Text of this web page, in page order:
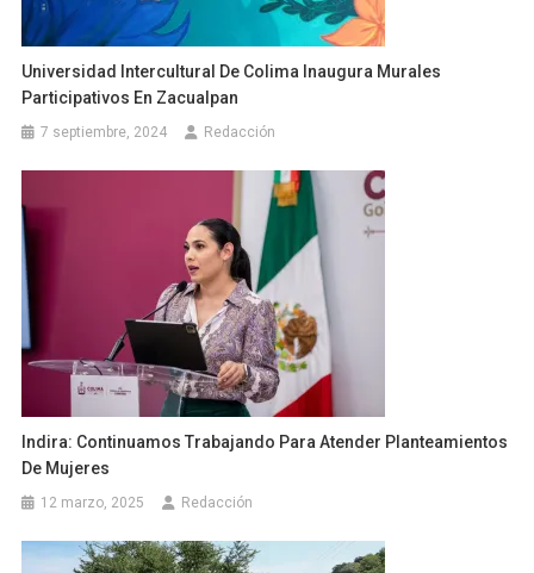
Universidad Intercultural De Colima Inaugura Murales
Participativos En Zacualpan
7 septiembre, 2024 Redacción
Indira: Continuamos Trabajando Para Atender Planteamientos
De Mujeres
12 marzo, 2025 Redacción